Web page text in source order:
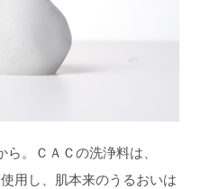
。ＣＡＣの洗浄料は、
用し、肌本来のうるおいは